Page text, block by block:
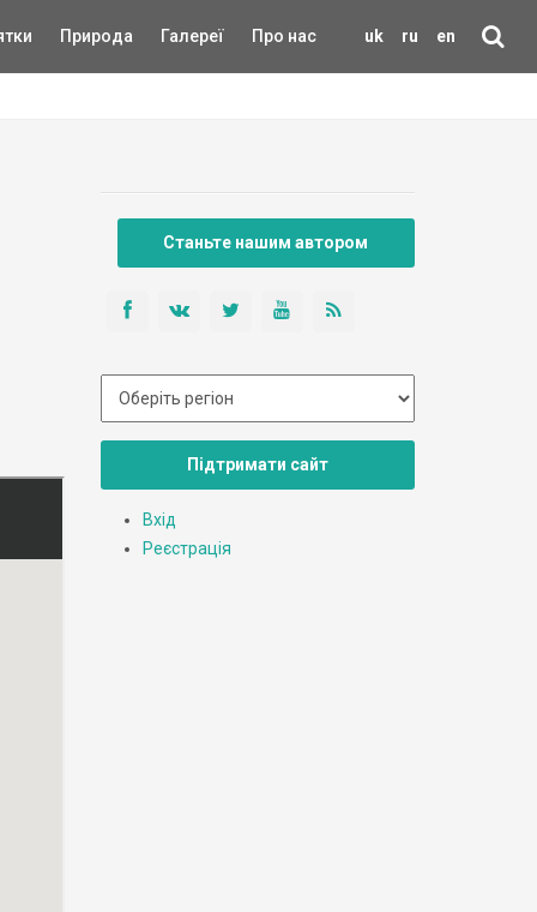
uk ru en
Природа Галереї Про нас
Станьте нашим автором
Підтримати сайт
Вхід
Реєстрація